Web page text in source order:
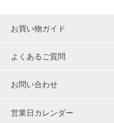
お買い物ガイド
よくあるご質問
お問い合わせ
営業日カレンダー